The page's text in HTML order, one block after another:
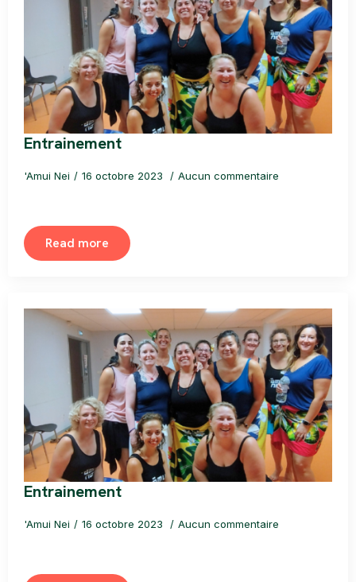
Entrainement
'Amui Nei 16 octobre 2023 Aucun commentaire
Read more
Entrainement
'Amui Nei 16 octobre 2023 Aucun commentaire